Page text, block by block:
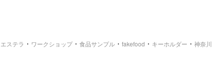
ステラ ・ ワークショップ ・ 食品サンプル ・ fakefood ・ キーホルダー ・ 神奈川